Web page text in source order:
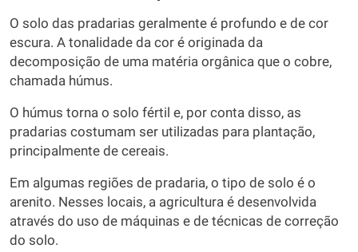
O solo das pradarias geralmente é profundo e de cor
escura. A tonalidade da cor é originada da
decomposição de uma matéria orgânica que o cobre,
chamada húmus.
O húmus torna o solo fértil e, por conta disso, as
pradarias costumam ser utilizadas para plantação,
principalmente de cereais.
Em algumas regiões de pradaria, o tipo de solo é o
arenito. Nesses locais, a agricultura é desenvolvida
através do uso de máquinas e de técnicas de correção
do solo.